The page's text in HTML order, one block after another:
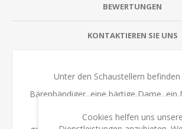
BEWERTUNGEN
KONTAKTIEREN SIE UNS
Unter den Schaustellern befinden
Bärenbändiger, eine bärtige Dame, ein
eine Wahrsagerin und viele mehr.
Cookies helfen uns unsere